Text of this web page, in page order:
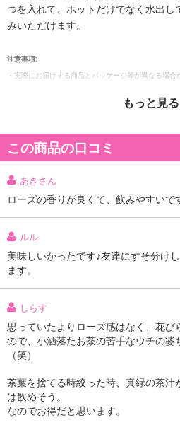
つを入れて、ホットだけでなく水出し
みいただけます。
注意事項:
・実際にお届けする商品とパッケージ等が異なる場
もっと見る
この商品の口コミ
あきさん
ローズの香りが良くて、飲みやすいで
ルル
美味しいかったです♪友達にすそ分け
ます。
しらす
思っていたよりローズ感はなく、花び
ので、小洒落たお茶の苦手なウチの婆
（笑）
茶葉を捨てる時絞った時、真緑の茶
は飲めそう。
なのでお得だと思います。